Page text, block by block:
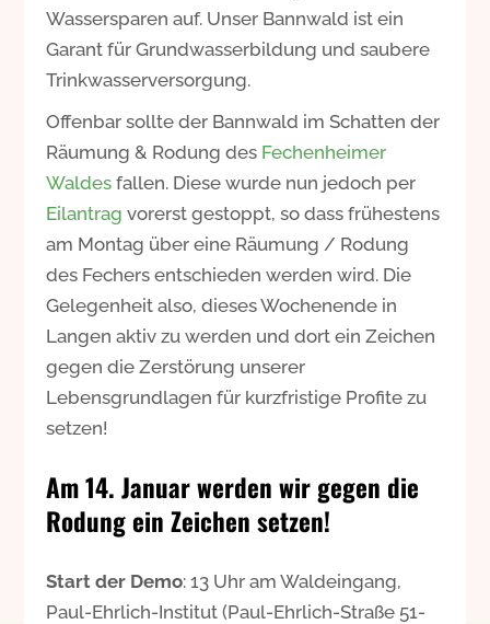
Wassersparen auf. Unser Bannwald ist ein
Garant für Grundwasserbildung und saubere
Trinkwasserversorgung.
Offenbar sollte der Bannwald im Schatten der
Räumung & Rodung des Fechenheimer
Waldes fallen. Diese wurde nun jedoch per
Eilantrag vorerst gestoppt, so dass frühestens
am Montag über eine Räumung / Rodung
des Fechers entschieden werden wird. Die
Gelegenheit also, dieses Wochenende in
Langen aktiv zu werden und dort ein Zeichen
gegen die Zerstörung unserer
Lebensgrundlagen für kurzfristige Profite zu
setzen!
Am 14. Januar werden wir gegen die
Rodung ein Zeichen setzen!
Start der Demo: 13 Uhr am Waldeingang,
Paul-Ehrlich-Institut (Paul-Ehrlich-Straße 51-